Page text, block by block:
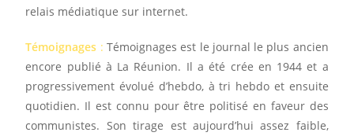
relais médiatique sur internet.
Témoignages : Témoignages est le journal le plus ancien
encore publié à La Réunion. Il a été crée en 1944 et a
progressivement évolué d’hebdo, à tri hebdo et ensuite
quotidien. Il est connu pour être politisé en faveur des
communistes. Son tirage est aujourd’hui assez faible,